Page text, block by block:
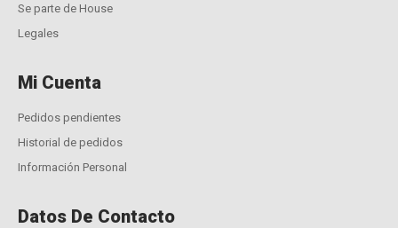
Se parte de House
Legales
Mi Cuenta
Pedidos pendientes
Historial de pedidos
Información Personal
Datos De Contacto